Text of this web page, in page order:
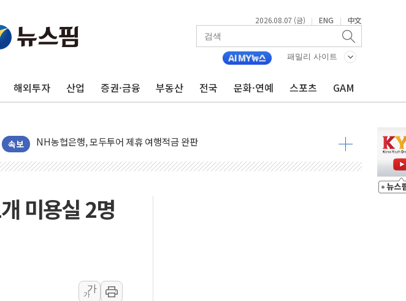
2026.08.07 (금) | ENG | 中文
패밀리 사이트
해외투자 산업 증권·금융 부동산 전국 문화·연예 스포츠 GAM
속보
전남광주 화정역 인근 도로 4중 추돌…1명 심정지·5명 부상
청도 문수리 야산서 산불 진화 중...진화헬기 3대 투입
헥토이노베이션, 상반기 매출 첫 2000억원 돌파
우리은행, 고창해상풍력에 4000억 금융 지원
민병덕 "오늘 67개 점포 영업 재개...장바구니에 홈플러스 담아달라" 호소
하나금융이 쏘아 올린 CIFO, 금융지주 포용금융 조직개편 신호탄
코스피·코스닥 오전 동반 하락…내린 종목이 두 배 넘어
'입추'인데 연일 찜통더위…김성환 기후부 장관 "예측범위 벗어나도 즉시대응"
장동혁 "규제와 대출 풀고 재개발·재건축 촉진하는 것이 부동산 정상화"
미용실 2명
가
가